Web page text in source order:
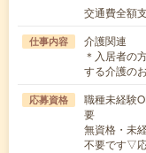
交通費全額
仕事内容
介護関連
＊入居者の
する介護の
応募資格
職種未経験
要
無資格・未
不要です▽